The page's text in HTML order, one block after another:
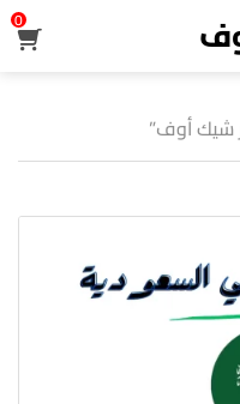
0
شيك أوف”